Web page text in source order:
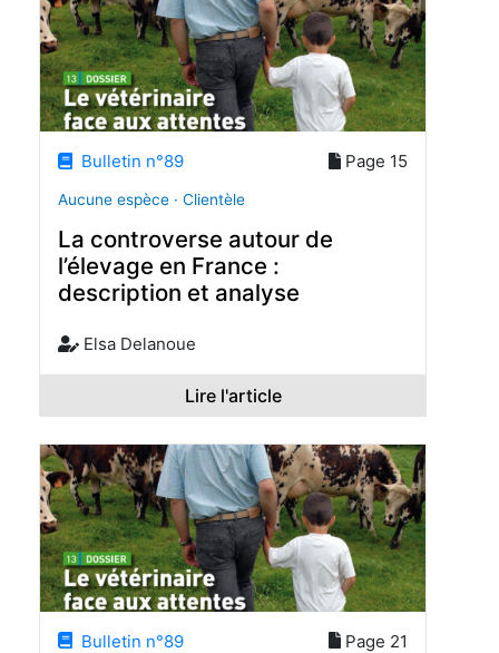
Bulletin n°89 Page 15
Aucune espèce · Clientèle
La controverse autour de
l’élevage en France :
description et analyse
Elsa Delanoue
Lire l'article
Bulletin n°89 Page 21